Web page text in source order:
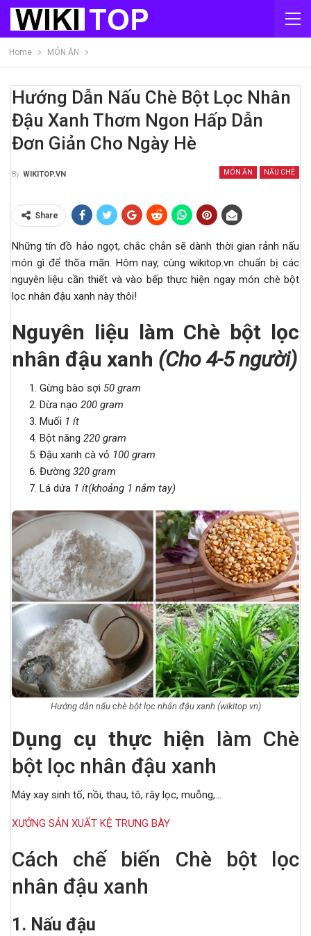
Home MÓN ĂN
Hướng Dẫn Nấu Chè Bột Lọc Nhân
Đậu Xanh Thơm Ngon Hấp Dẫn
Đơn Giản Cho Ngày Hè
MÓN ĂN NẤU CHÈ
By WIKITOP.VN
Share
Những tín đồ hảo ngọt, chắc chắn sẽ dành thời gian rảnh nấu
món gì để thõa mãn. Hôm nay, cùng wikitop.vn chuẩn bị các
nguyên liệu cần thiết và vào bếp thực hiện ngay món chè bột
lọc nhân đậu xanh này thôi!
Nguyên liệu làm Chè bột lọc
nhân đậu xanh (Cho 4-5 người)
Gừng bào sợi 50 gram
Dừa nạo 200 gram
Muối 1 ít
Bột năng 220 gram
Đậu xanh cà vỏ 100 gram
Đường 320 gram
Lá dứa 1 ít(khoảng 1 nắm tay)
Hướng dẫn nấu chè bột lọc nhân đậu xanh (wikitop.vn)
Dụng cụ thực hiện làm Chè
bột lọc nhân đậu xanh
Máy xay sinh tố, nồi, thau, tô, rây lọc, muỗng,…
XƯỞNG SẢN XUẤT KỆ TRƯNG BÀY
Cách chế biến Chè bột lọc
nhân đậu xanh
1. Nấu đậu